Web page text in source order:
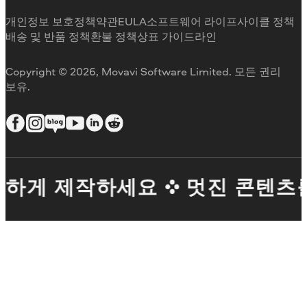
환불
Movavi를 선택하는 이유
업무용
Copyright © 2026, Movavi Software Limited. 모든 권리
보유.
개인정보 보호정책약관EULA소프트웨어 라이프사이클 정책
배송 및 반품 정책환불 정책상표 가이드라인
제작하세요 멋진 콘텐츠를